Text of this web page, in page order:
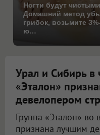
Ногти будут
Домашний метод
грибок, возьмите 3%-
ю…
Урал и Сибирь в
«Эталон»
девелопером
Группа «Эталон» во
признана лучшим